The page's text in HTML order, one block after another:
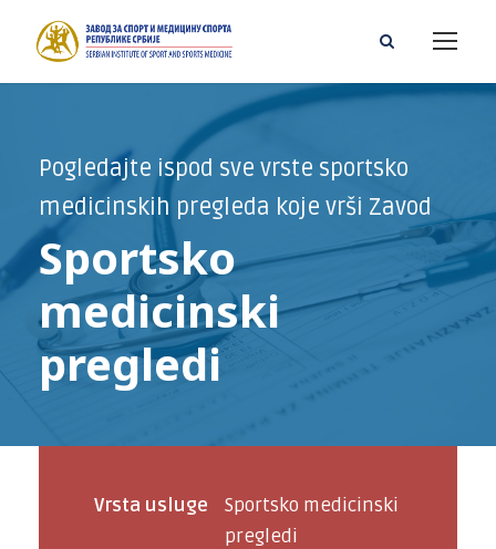
Pogledajte ispod sve vrste sportsko
medicinskih pregleda koje vrši Zavod
Sportsko
medicinski
pregledi
Vrsta usluge
Sportsko medicinski
pregledi